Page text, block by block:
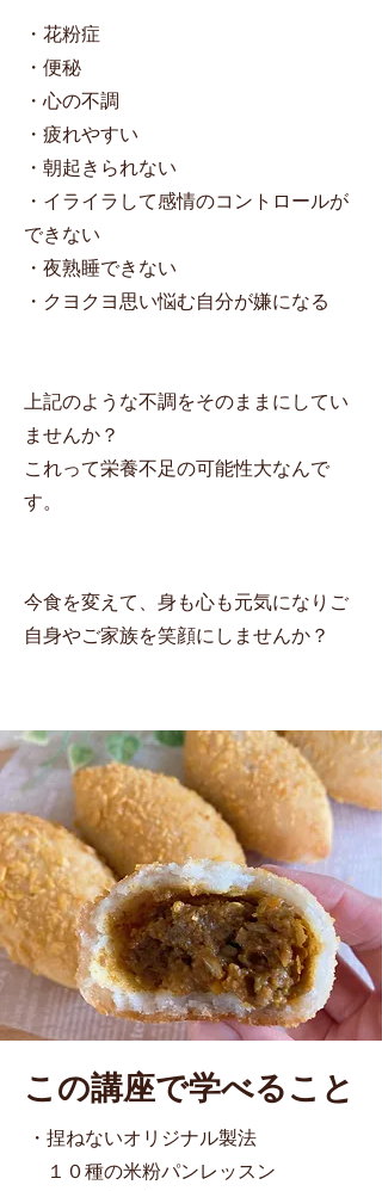
・花粉症
・便秘
・心の不調
・疲れやすい
・朝起きられない
・イライラして感情のコントロールが
できない
・夜熟睡できない
・クヨクヨ思い悩む自分が嫌になる
上記のような不調をそのままにしてい
ませんか？
これって栄養不足の可能性大なんで
す。
今食を変えて、身も心も元気になりご
自身やご家族を笑顔にしませんか？
この講座で学べること
・捏ねないオリジナル製法
１０種の米粉パンレッスン